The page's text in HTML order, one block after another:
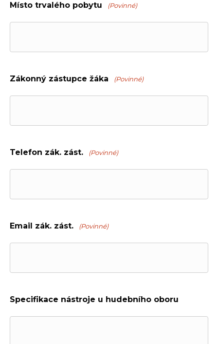
Místo trvalého pobytu (Povinné)
Zákonný zástupce žáka (Povinné)
Telefon zák. zást. (Povinné)
Email zák. zást. (Povinné)
Specifikace nástroje u hudebního oboru